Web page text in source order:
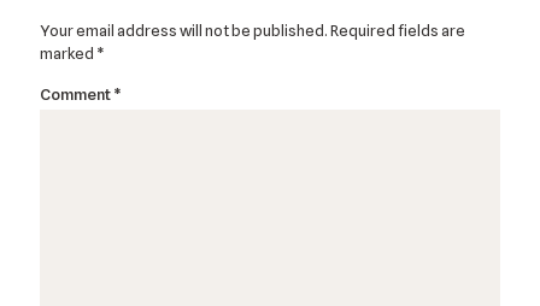
Your email address will not be published.Required fields are
marked *
Comment*